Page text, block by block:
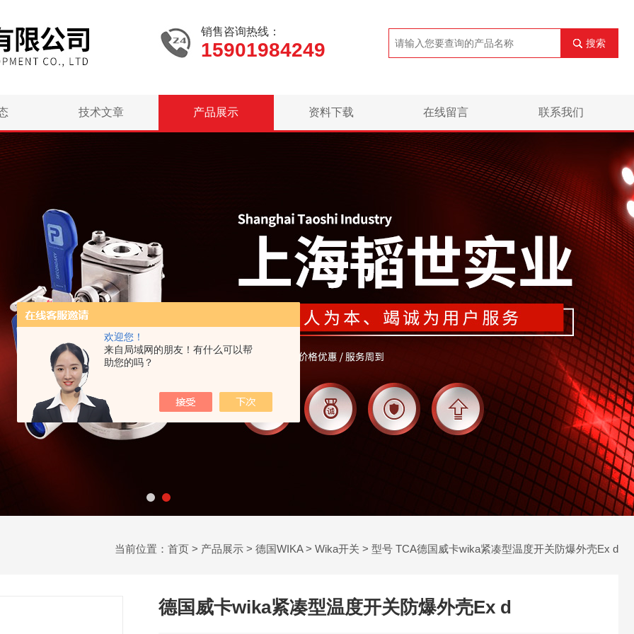
欢迎您！
来自局域网的朋友！有什么可以帮
助您的吗？
销售咨询热线：
15901984249 搜索
技术文章 产品展示 资料下载 在线留言 联系我们
当前位置： 首页 > 产品展示 > 德国WIKA> Wika开关 > 型号 TCA德国威卡wika紧凑型温度开关防爆外壳Ex d
德国威卡wika紧凑型温度开关防爆外壳Ex d